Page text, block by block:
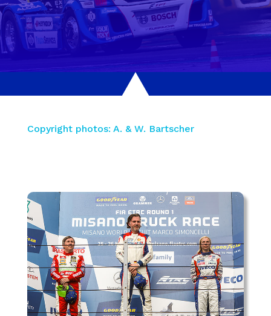
Copyright photos: A. & W. Bartscher